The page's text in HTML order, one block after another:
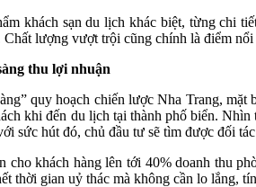
khách sạn du lịch khác biệt, từng chi
lượng vượt trội cũng chính là điểm
thu lợi nhuận
quy hoạch chiến lược Nha Trang,
khi đến du lịch tại thành phố biển.
sức hút đó, chủ đầu tư sẽ tìm được đối
cho khách hàng lên tới 40% doanh thu
thời gian uỷ thác mà không cần lo lắng,